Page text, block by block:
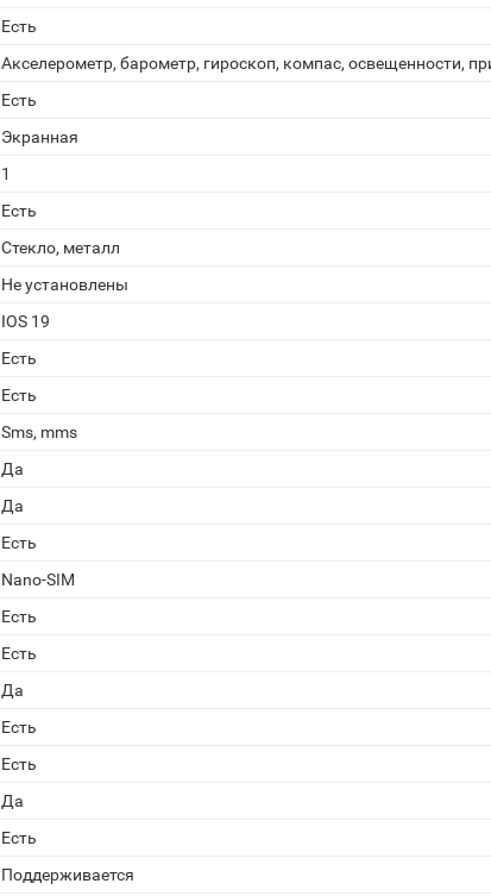
Есть
Акселерометр, барометр, гироскоп, компас, освещенности,
Есть
Экранная
1
Есть
Стекло, металл
Не установлены
IOS 19
Есть
Есть
Sms, mms
Да
Да
Есть
Nano-SIM
Есть
Есть
Да
Есть
Есть
Да
Есть
Поддерживается